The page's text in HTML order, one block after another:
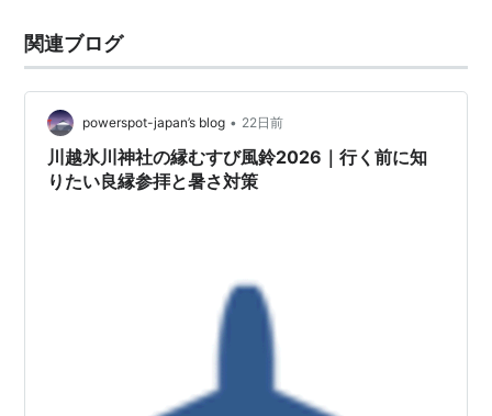
関連ブログ
powerspot-japan’s blog • 22日前
川越氷川神社の縁むすび風鈴2026｜行く前に知
りたい良縁参拝と暑さ対策